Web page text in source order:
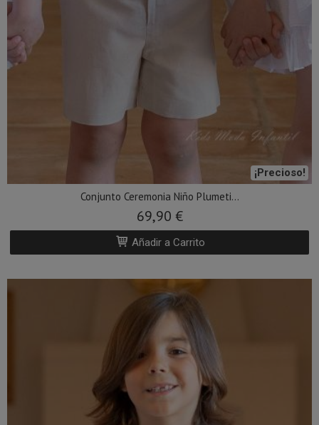
¡Precioso!
Conjunto Ceremonia Niño Plumeti...
69,90 €
Añadir a Carrito